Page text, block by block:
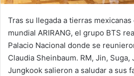
Tras su llegada a tierras
mundial ARIRANG, el grupo BTS
Palacio Nacional donde se
Claudia Sheinbaum. RM, Jin,
Jungkook salieron a saludar a sus